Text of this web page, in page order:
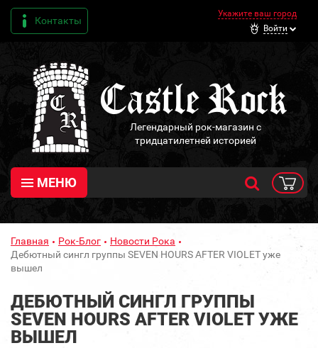
Контакты
Укажите ваш город
Войти
Легендарный рок-магазин с
тридцатилетней историей
МЕНЮ
Главная Рок-Блог
Новости Рока
Дебютный сингл группы SEVEN HOURS AFTER VIOLET уже
вышел
ДЕБЮТНЫЙ СИНГЛ ГРУППЫ
SEVEN HOURS AFTER VIOLET УЖЕ
ВЫШЕЛ